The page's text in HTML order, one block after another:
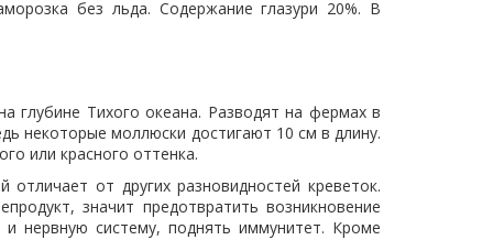
без льда. Содержание глазури 20%. В
глубине Тихого океана. Разводят на фермах в
некоторые моллюски достигают 10 см в длину.
или красного оттенка.
от других разновидностей креветок.
значит предотвратить возникновение
и нервную систему, поднять иммунитет. Кроме